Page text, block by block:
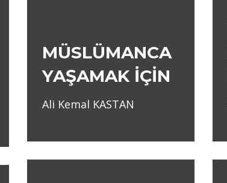
MÜSLÜMANCA
YAŞAMAK İÇİN
Ali Kemal KASTAN